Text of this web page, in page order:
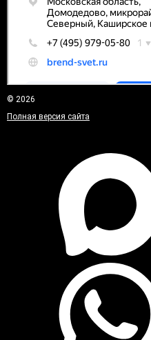
© 2026
Полная версия сайта